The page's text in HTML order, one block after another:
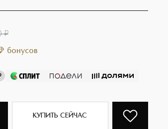
¤
бонусов
КУПИТЬ СЕЙЧАС